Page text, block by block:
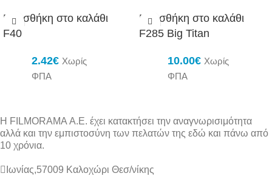
Προσθήκη στο καλάθι
F40
2.42€ Χωρίς
ΦΠΑ
Προσθήκη στο καλάθι
F285 Big Titan
10.00€ Χωρίς
ΦΠΑ
Η FILMORAMA Α.Ε. έχει κατακτήσει την αναγνωρισιμότητα
αλλά και την εμπιστοσύνη των πελατών της εδώ και πάνω από
10 χρόνια.
Ιωνίας,57009 Καλοχώρι Θεσ/νίκης